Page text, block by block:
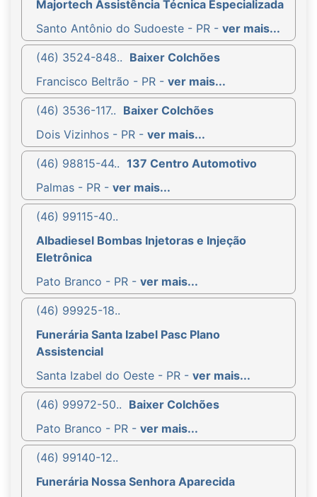
Majortech Assistência Técnica Especializada
Santo Antônio do Sudoeste - PR - ver mais...
(46) 3524-848.. Baixer Colchões
Francisco Beltrão - PR - ver mais...
(46) 3536-117.. Baixer Colchões
Dois Vizinhos - PR - ver mais...
(46) 98815-44.. 137 Centro Automotivo
Palmas - PR - ver mais...
(46) 99115-40..
Albadiesel Bombas Injetoras e Injeção
Eletrônica
Pato Branco - PR - ver mais...
(46) 99925-18..
Funerária Santa Izabel Pasc Plano
Assistencial
Santa Izabel do Oeste - PR - ver mais...
(46) 99972-50.. Baixer Colchões
Pato Branco - PR - ver mais...
(46) 99140-12..
Funerária Nossa Senhora Aparecida